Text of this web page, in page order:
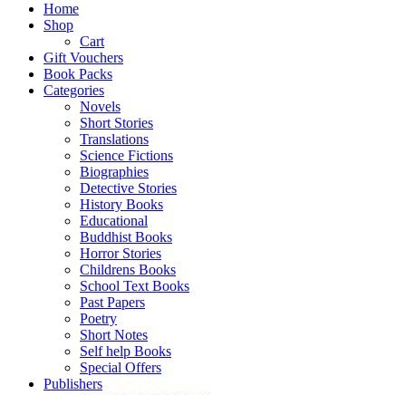
Home
Shop
Cart
Gift Vouchers
Book Packs
Categories
Novels
Short Stories
Translations
Science Fictions
Biographies
Detective Stories
History Books
Educational
Buddhist Books
Horror Stories
Childrens Books
School Text Books
Past Papers
Poetry
Short Notes
Self help Books
Special Offers
Publishers